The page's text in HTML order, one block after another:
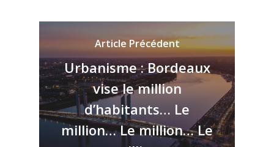
Article Précédent
Urbanisme : Bordeaux
vise le million
d’habitants… Le
million… Le million… Le